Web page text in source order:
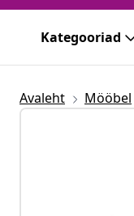
Kategooriad
Avaleht Mööbel